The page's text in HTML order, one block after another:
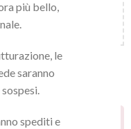
più bello,
le
saranno
spediti e
la spedizione
GRANA MEDIA
desideri
prodotto ora!